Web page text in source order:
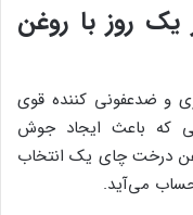
روز با روغن
و ضدعفونی کننده قوی
که باعث ایجاد جوش
درخت چای یک انتخاب
می‌آید.